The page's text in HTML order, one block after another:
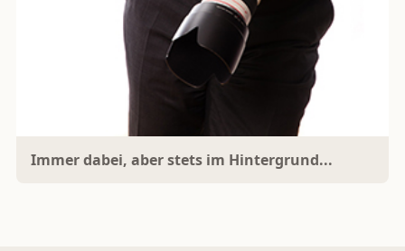
Immer dabei, aber stets im Hintergrund...